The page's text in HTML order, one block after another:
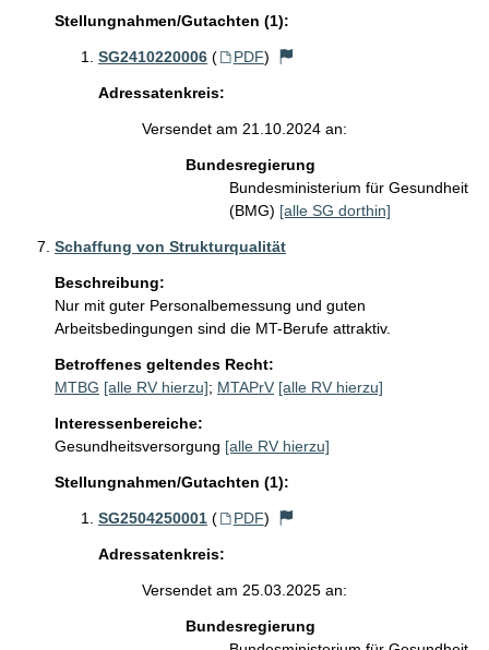
Stellungnahmen/Gutachten (1):
SG2410220006 ( PDF)
Adressatenkreis:
Versendet am 21.10.2024 an:
Bundesregierung
Bundesministerium für Gesundheit
(BMG) [alle SG dorthin]
Schaffung von Strukturqualität
Beschreibung:
Nur mit guter Personalbemessung und guten
Arbeitsbedingungen sind die MT-Berufe attraktiv.
Betroffenes geltendes Recht:
MTBG [alle RV hierzu]; MTAPrV [alle RV hierzu]
Interessenbereiche:
Gesundheitsversorgung [alle RV hierzu]
Stellungnahmen/Gutachten (1):
SG2504250001 ( PDF)
Adressatenkreis:
Versendet am 25.03.2025 an:
Bundesregierung